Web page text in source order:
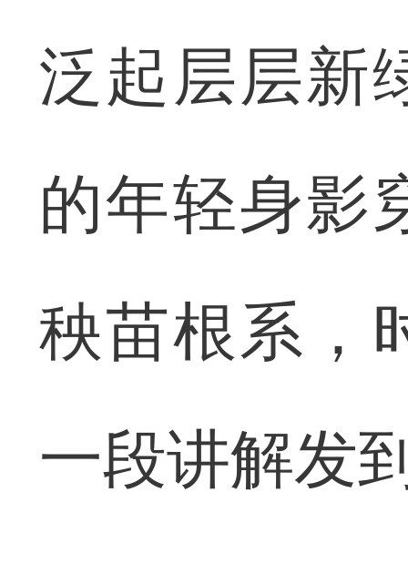
泛起层层新
的年轻身影
秧苗根系，
一段讲解发